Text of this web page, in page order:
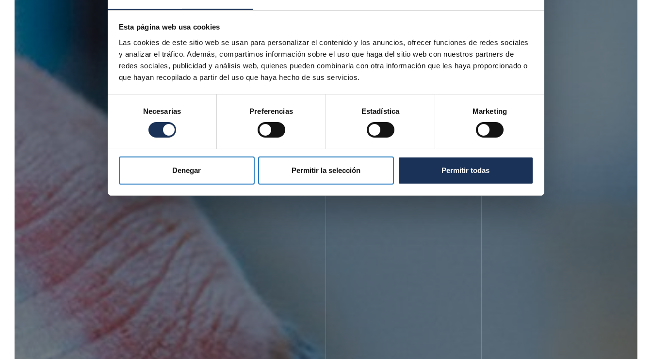
Esta página web usa cookies
Las cookies de este sitio web se usan para personalizar el contenido y los anuncios, ofrecer funciones de redes sociales
y analizar el tráfico. Además, compartimos información sobre el uso que haga del sitio web con nuestros partners de
redes sociales, publicidad y análisis web, quienes pueden combinarla con otra información que les haya proporcionado o
que hayan recopilado a partir del uso que haya hecho de sus servicios.
consentimiento
Necesarias Preferencias Estadística Marketing
Denegar Permitir la selección Permitir todas